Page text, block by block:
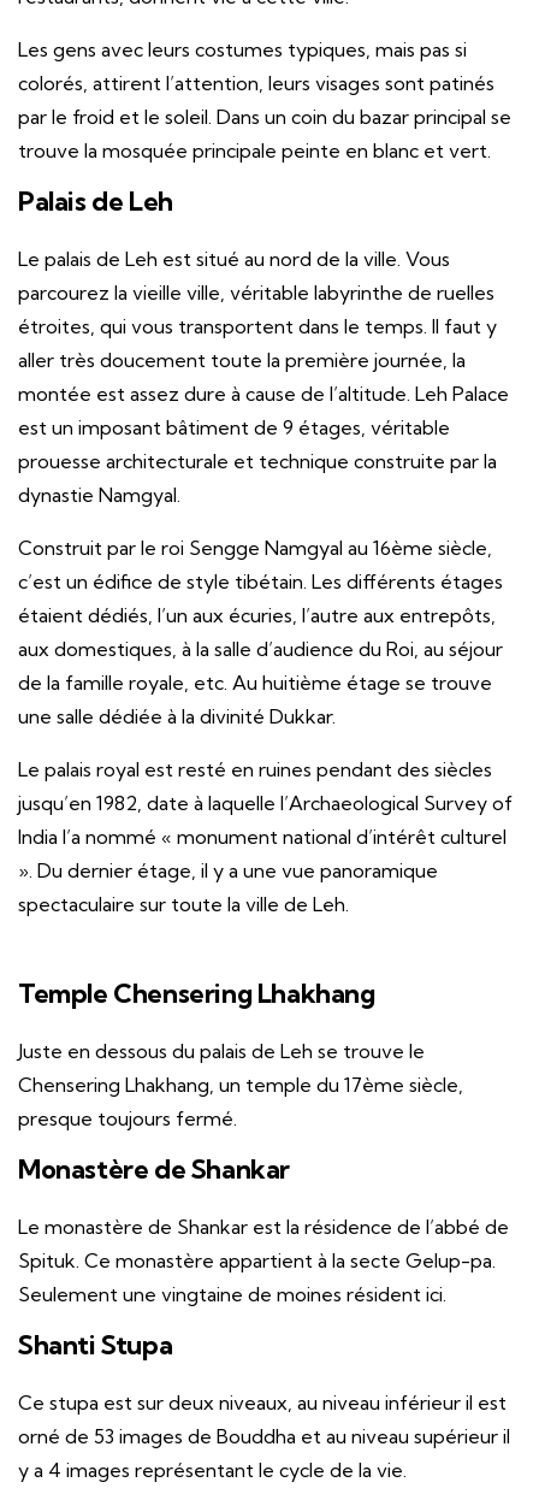
Les gens avec leurs costumes typiques, mais pas si
colorés, attirent l’attention, leurs visages sont patinés
par le froid et le soleil. Dans un coin du bazar principal se
trouve la mosquée principale peinte en blanc et vert.
Palais de Leh
Le palais de Leh est situé au nord de la ville. Vous
parcourez la vieille ville, véritable labyrinthe de ruelles
étroites, qui vous transportent dans le temps. Il faut y
aller très doucement toute la première journée, la
montée est assez dure à cause de l’altitude. Leh Palace
est un imposant bâtiment de 9 étages, véritable
prouesse architecturale et technique construite par la
dynastie Namgyal.
Construit par le roi Sengge Namgyal au 16ème siècle,
c’est un édifice de style tibétain. Les différents étages
étaient dédiés, l’un aux écuries, l’autre aux entrepôts,
aux domestiques, à la salle d’audience du Roi, au séjour
de la famille royale, etc. Au huitième étage se trouve
une salle dédiée à la divinité Dukkar.
Le palais royal est resté en ruines pendant des siècles
jusqu’en 1982, date à laquelle l’Archaeological Survey of
India l’a nommé « monument national d’intérêt culturel
». Du dernier étage, il y a une vue panoramique
spectaculaire sur toute la ville de Leh.
Temple Chensering Lhakhang
Juste en dessous du palais de Leh se trouve le
Chensering Lhakhang, un temple du 17ème siècle,
presque toujours fermé.
Monastère de Shankar
Le monastère de Shankar est la résidence de l’abbé de
Spituk. Ce monastère appartient à la secte Gelup-pa.
Seulement une vingtaine de moines résident ici.
Shanti Stupa
Ce stupa est sur deux niveaux, au niveau inférieur il est
orné de 53 images de Bouddha et au niveau supérieur il
y a 4 images représentant le cycle de la vie.